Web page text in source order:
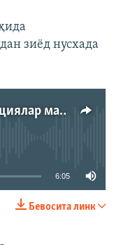
зиëд нусхада
Тошкент Санъат музейи сенсациялар марказида
эмас
6:05
Бевосита линк